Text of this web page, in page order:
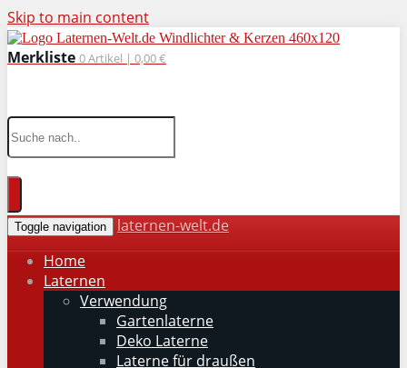
Skip to main content
Merkliste 0Artikel | 0,00 €
Toggle navigation
laternen-welt.de
Home
Laternen
Verwendung
Gartenlaterne
Deko Laterne
Laterne für draußen